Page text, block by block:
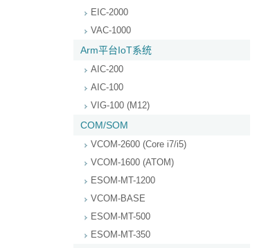
EIC-2000
VAC-1000
Arm平台IoT系统
AIC-200
AIC-100
VIG-100 (M12)
COM/SOM
VCOM-2600 (Core i7/i5)
VCOM-1600 (ATOM)
ESOM-MT-1200
VCOM-BASE
ESOM-MT-500
ESOM-MT-350